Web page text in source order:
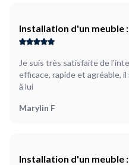
Installation d'un meuble
Je suis très satisfaite de
efficace, rapide et agréable,
à lui
Marylin F
Installation d'un meuble